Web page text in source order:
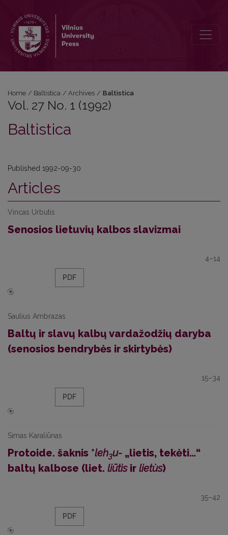
Home / Baltistica / Archives / Baltistica
Vol. 27 No. 1 (1992)
Baltistica
Published 1992-09-30
Articles
Vincas Urbutis
Senosios lietuvių kalbos slavizmai
4–14
PDF
Saulius Ambrazas
Baltų ir slavų kalbų vardažodžių daryba
(senosios bendrybės ir skirtybės)
15–34
PDF
Simas Karaliūnas
Protoide. šaknis *leh3u- „lietis, tekėti…“
baltų kalbose (liet. liūtìsir lietùs)
35–42
PDF